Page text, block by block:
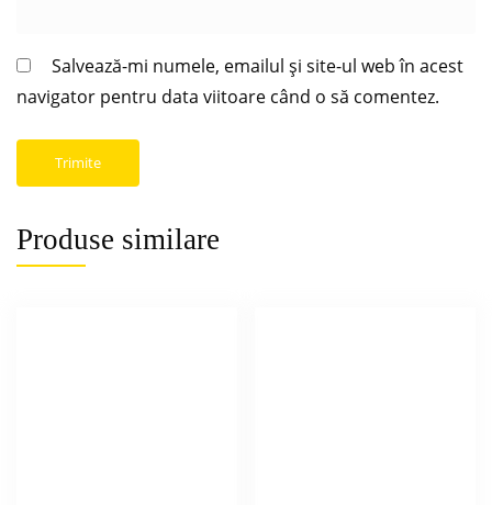
Salvează-mi numele, emailul și site-ul web în acest
navigator pentru data viitoare când o să comentez.
Produse similare